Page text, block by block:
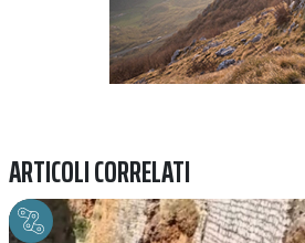
ARTICOLI CORRELATI